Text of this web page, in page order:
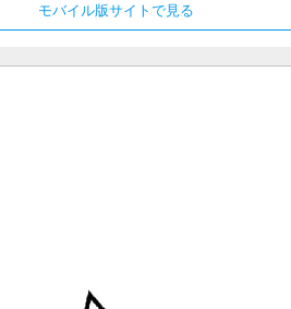
モバイル版サイトで見る